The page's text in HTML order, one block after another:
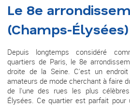
Le 8e
(Champs-Élysées)
Depuis longtemps considéré
quartiers de Paris, le 8e
droite de la Seine. C'est un
amateurs de mode cherchant à faire
de l'une des rues les plus
Élysées. Ce quartier est parfait pour